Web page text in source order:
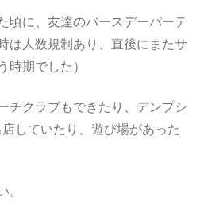
頃に、友達のバースデーパーテ
は人数規制あり、直後にまたサ
時期でした）
チクラブもできたり、デンプシ
していたり、遊び場があった
。